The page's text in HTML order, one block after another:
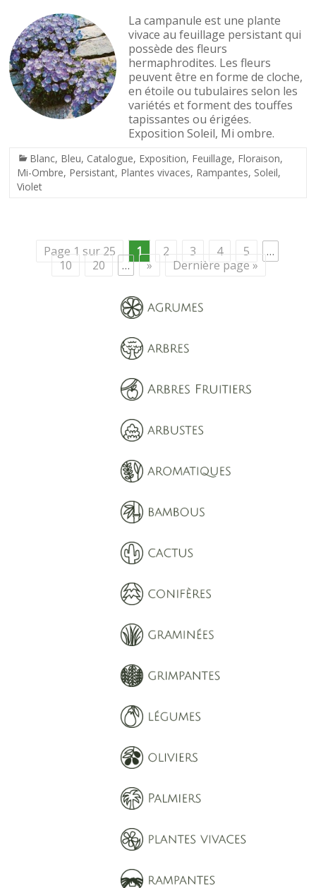
La campanule est une plante
vivace au feuillage persistant qui
possède des fleurs
hermaphrodites. Les fleurs
peuvent être en forme de cloche,
en étoile ou tubulaires selon les
variétés et forment des touffes
tapissantes ou érigées.
Exposition Soleil, Mi ombre.
Blanc, Bleu, Catalogue, Exposition, Feuillage, Floraison,
Mi-Ombre, Persistant, Plantes vivaces, Rampantes, Soleil,
Violet
Page 1 sur 25 1 2 3 4 5
…
10
20 … » Dernière page »